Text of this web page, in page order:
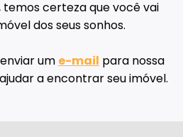
certeza que você vai
dos seus sonhos.
um e-mail para nossa
a encontrar seu imóvel.